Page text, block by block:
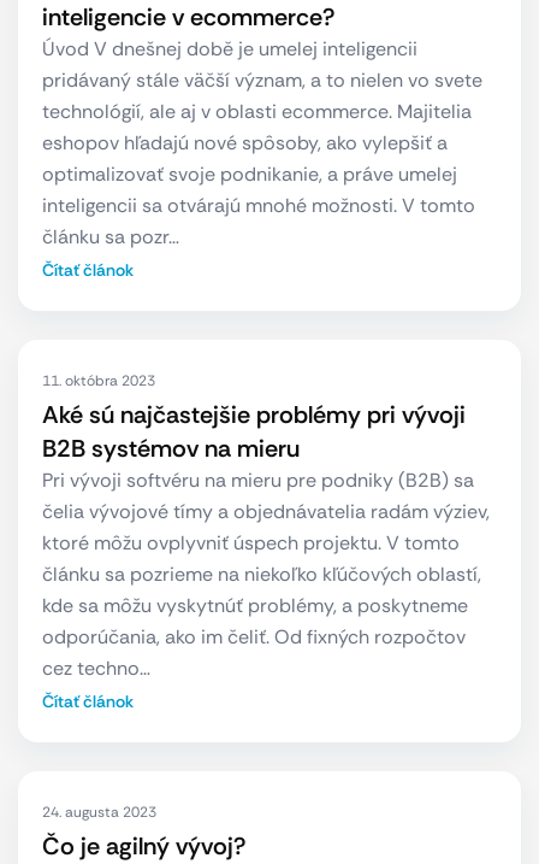
inteligencie v ecommerce?
Úvod V dnešnej době je umelej inteligencii
pridávaný stále väčší význam, a to nielen vo svete
technológií, ale aj v oblasti ecommerce. Majitelia
eshopov hľadajú nové spôsoby, ako vylepšiť a
optimalizovať svoje podnikanie, a práve umelej
inteligencii sa otvárajú mnohé možnosti. V tomto
článku sa pozr…
Čítať článok
11. októbra 2023
Aké sú najčastejšie problémy pri vývoji
B2B systémov na mieru
Pri vývoji softvéru na mieru pre podniky (B2B) sa
čelia vývojové tímy a objednávatelia radám výziev,
ktoré môžu ovplyvniť úspech projektu. V tomto
článku sa pozrieme na niekoľko kľúčových oblastí,
kde sa môžu vyskytnúť problémy, a poskytneme
odporúčania, ako im čeliť. Od fixných rozpočtov
cez techno…
Čítať článok
24. augusta 2023
Čo je agilný vývoj?